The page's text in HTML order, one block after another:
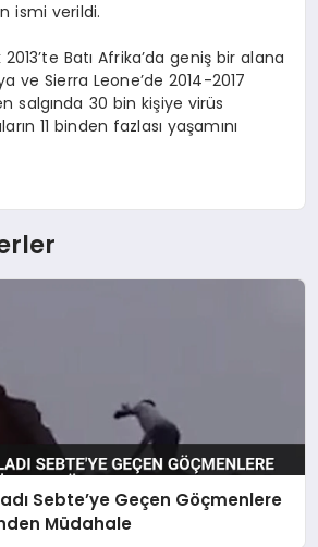
ismi verildi.
Batı Afrika’da geniş bir alana
ve Sierra Leone’de 2014-2017
salgında 30 bin kişiye virüs
11 binden fazlası yaşamını
Sebte’ye Geçen Göçmenlere
Müdahale